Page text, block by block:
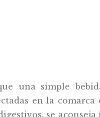
una simple
en la comarca
se